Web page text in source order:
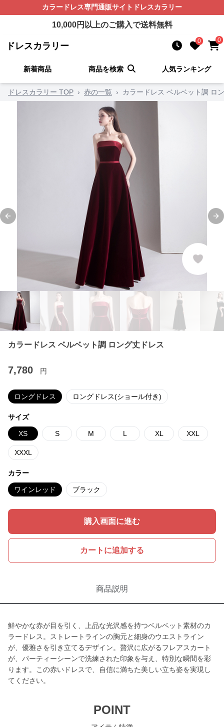
カラードレス専門通販サイト ドレスカラリー
10,000円以上のご購入で送料無料
ドレスカラリー 0 0
新着商品 商品を検索 人気ランキング
ドレスカラリー TOP › 赤の一覧 › カラードレス ベルベット調 ロ
Previous slide
カラードレス ベルベット調 ロング丈ドレス
7,780 円
ロングドレス ロングドレス(ショール付き)
サイズ
XS S M L XL XXL
XXXL
カラー
ワインレッド ブラック
購入画面に進む
カートに追加する
商品説明
鮮やかな赤が目を引く、上品な光沢感を持つベルベット素材のカ
ラードレス。ストレートラインの胸元と細身のウエストライン
が、優雅さを引き立てるデザイン。贅沢に広がるフレアスカート
が、パーティーシーンで洗練された印象を与え、特別な瞬間を彩
ります。この赤いドレスで、自信に満ちた美しい立ち姿を実現し
てください。
POINT